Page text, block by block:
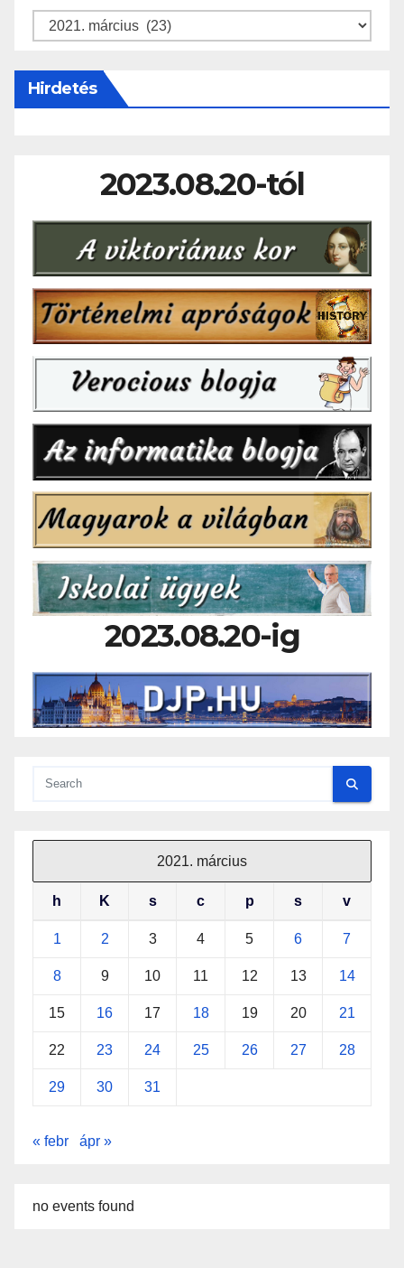
Archívum
Hirdetés
2023.08.20-tól
2023.08.20-ig
2021. március
h K s c p s v
1 2 3 4 5 6 7
8 9 10 11 12 13 14
15 16 17 18 19 20 21
22 23 24 25 26 27 28
29 30 31
« febr ápr »
no events found